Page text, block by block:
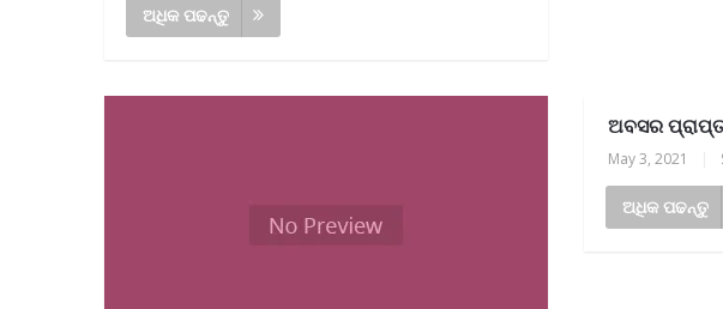
ଅଧିକ ପଢନ୍ତୁ
ଅବସର
May 3, 2021
ଅଧିକ ପଢନ୍ତୁ